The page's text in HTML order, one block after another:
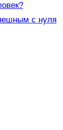
с нуля